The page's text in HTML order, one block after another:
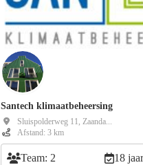
Santech klimaatbeheersing
Sluispolderweg 11, Zaanda...
Afstand: 3 km
Team: 2 18